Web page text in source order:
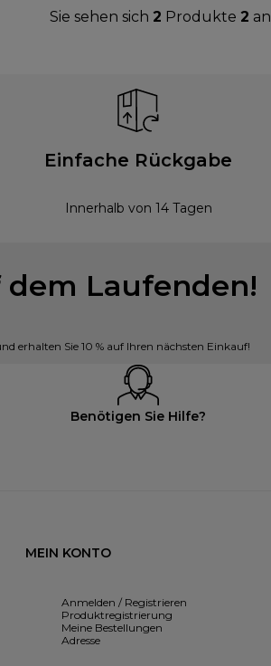
Sie sehen sich 2 Produkte 2 an
Einfache Rückgabe
Innerhalb von 14 Tagen
dem Laufenden!
erhalten Sie 10 % auf Ihren nächsten Einkauf!
Benötigen Sie Hilfe?
MEIN KONTO
Anmelden / Registrieren
Produktregistrierung
Meine Bestellungen
Adresse